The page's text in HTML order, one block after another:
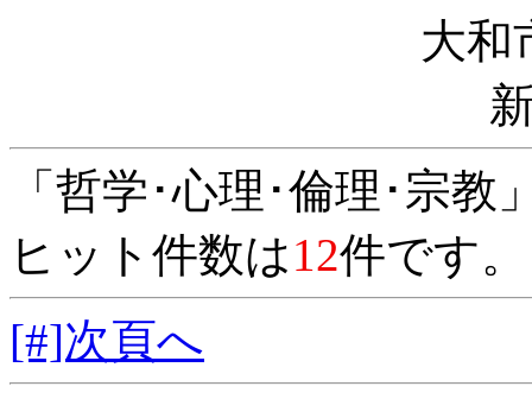
大和
「哲学･心理･倫理･宗教
ヒット件数は12件です
[#]次頁へ